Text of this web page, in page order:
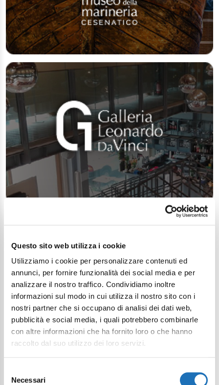
Questo sito web utilizza i cookie
Utilizziamo i cookie per personalizzare contenuti ed
annunci, per fornire funzionalità dei social media e per
analizzare il nostro traffico. Condividiamo inoltre
informazioni sul modo in cui utilizza il nostro sito con i
nostri partner che si occupano di analisi dei dati web,
pubblicità e social media, i quali potrebbero combinarle
con altre informazioni che ha fornito loro o che hanno
raccolto dal suo utilizzo dei loro servizi.
delNecessari